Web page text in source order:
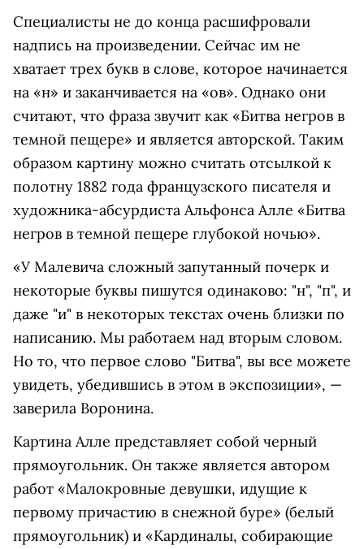
Специалисты не до конца расшифровали
надпись на произведении. Сейчас им не
хватает трех букв в слове, которое начинается
на «н» и заканчивается на «ов». Однако они
считают, что фраза звучит как «Битва негров в
темной пещере» и является авторской. Таким
образом картину можно считать отсылкой к
полотну 1882 года французского писателя и
художника-абсурдиста Альфонса Алле «Битва
негров в темной пещере глубокой ночью».
«У Малевича сложный запутанный почерк и
некоторые буквы пишутся одинаково: "н", "п", и
даже "и" в некоторых текстах очень близки по
написанию. Мы работаем над вторым словом.
Но то, что первое слово "Битва", вы все можете
увидеть, убедившись в этом в экспозиции», —
заверила Воронина.
Картина Алле представляет собой черный
прямоугольник. Он также является автором
работ «Малокровные девушки, идущие к
первому причастию в снежной буре» (белый
прямоугольник) и «Кардиналы, собирающие